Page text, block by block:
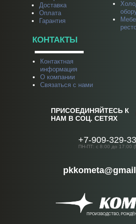
КОНТАКТЫ
Доставка
Оплата
Гарантия
Контактная
информация
О компании
Связаться с нами
ПРИСОЕДИНЯЙТЕСЬ К
НАМ В СОЦ. СЕТЯХ
+7-909-329-
ПН-ПТ: с 8:00 до 17:00
ПРОИЗВОДСТВО,